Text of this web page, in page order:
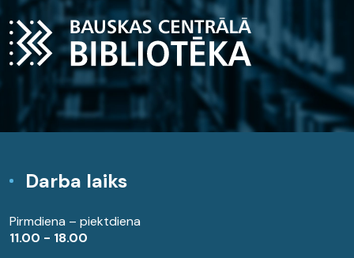
Darba laiks
Pirmdiena – piektdiena
11.00 - 18.00